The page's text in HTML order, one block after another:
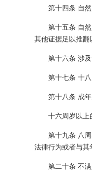
第十四条 自
第十五条 自
其他证据足以推翻
第十六条 涉
第十七条 十
第十八条 成
十六周岁以上
第十九条 八
法律行为或者与其
第二十条 不